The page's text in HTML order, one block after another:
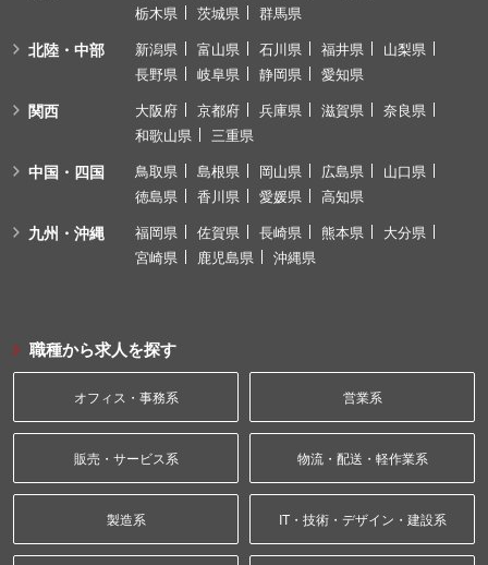
栃木県
茨城県 群馬県
北陸・中部 新潟県 富山県 石川県 福井県
山梨県
長野県
岐阜県 静岡県 愛知県
関西 大阪府 京都府 兵庫県 滋賀県
奈良県
和歌山県
三重県
中国・四国 鳥取県 島根県 岡山県 広島県
山口県
徳島県
香川県 愛媛県 高知県
九州・沖縄 福岡県 佐賀県 長崎県 熊本県
大分県
宮崎県
鹿児島県 沖縄県
職種から求人を探す
オフィス・事務系 営業系
販売・サービス系 物流・配送・軽作業系
製造系 IT・技術・デザイン・建設系